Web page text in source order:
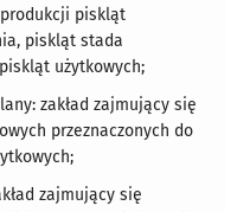
piskląt
piskląt stada
użytkowych;
zakład zajmujący się
przeznaczonych do
zajmujący się